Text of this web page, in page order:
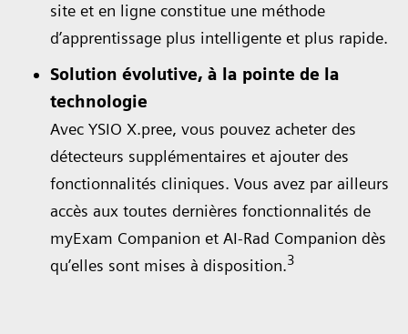
site et en ligne constitue une méthode
d’apprentissage plus intelligente et plus rapide.
Solution évolutive, à la pointe de la
technologie
Avec YSIO X.pree, vous pouvez acheter des
détecteurs supplémentaires et ajouter des
fonctionnalités cliniques. Vous avez par ailleurs
accès aux toutes dernières fonctionnalités de
myExam Companion et AI-Rad Companion dès
qu’elles sont mises à disposition.3